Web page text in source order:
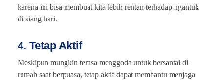
karena ini bisa membuat kita lebih rentan terhadap ngantuk
di siang hari.
4. Tetap Aktif
Meskipun mungkin terasa menggoda untuk bersantai di
rumah saat berpuasa, tetap aktif dapat membantu menjaga